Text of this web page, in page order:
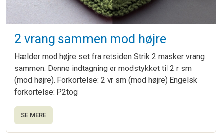
2 vrang sammen mod højre
Hælder mod højre set fra retsiden Strik 2 masker vrang
sammen. Denne indtagning er modstykket til 2 r sm
(mod højre). Forkortelse: 2 vr sm (mod højre) Engelsk
forkortelse: P2tog
SE MERE